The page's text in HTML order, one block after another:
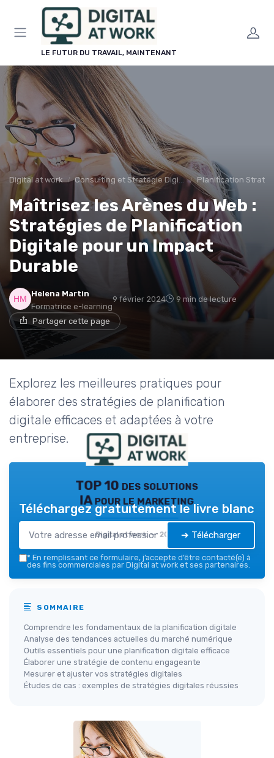
LE FUTUR DU TRAVAIL, MAINTENANT
Digital at work Consulting et Stratégie Digitale Planification
Maîtrisez les Arènes du Web :
Stratégies de Planification
Digitale pour un Impact
Durable
Helena Martin
Formatrice e-learning
9 février 2024 9 min de lecture
Partager cette page
Explorez les meilleures pratiques pour
élaborer des stratégies de planification
digitale efficaces et adaptées à votre
entreprise.
TOP 10 des solutions
IA pour le marketing
Digital at work — 2026
Téléchargez gratuitement le livre blanc
➔ Télécharger
* En remplissant ce formulaire, j’accepte d’être contacté(e) à
des fins commerciales par Digital at work et ses partenaires.
SOMMAIRE
Comprendre les fondamentaux de la planification digitale
Analyse des tendances actuelles du marché numérique
Outils essentiels pour une planification digitale efficace
Élaborer une stratégie de contenu engageante
Mesurer et ajuster vos stratégies digitales
Études de cas : exemples de stratégies digitales réussies
Panneau de gestion des cookies